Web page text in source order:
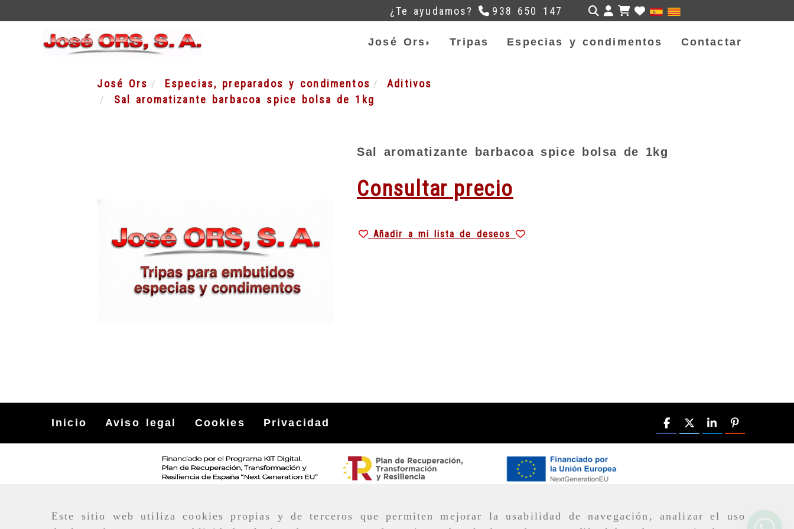
Este sitio web utiliza cookies propias y de terceros que permiten mejorar la usabilidad de navegación, analizar el uso
¿Te ayudamos? 938 650 147 Identifícate
José Ors Tripas Especias y condimentos Contactar
José Ors Especias, preparados y condimentos
Aditivos
Sal aromatizante barbacoa spice bolsa de 1kg
Sal aromatizante barbacoa spice bolsa de 1kg
Consultar precio
Añadir a mi lista de deseos
Inicio Aviso legal Cookies Privacidad